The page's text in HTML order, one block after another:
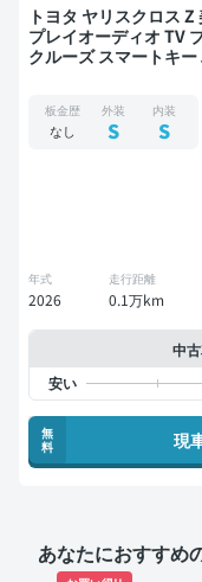
トヨタ ヤリスクロス Z 美品 禁煙車 整備記録簿あり ディス
プレイオーディオ TV
クルーズ スマートキ
板金歴
なし
外装
S
内装
S
年式
2026
走行距離
0.1万km
中
無
料
現
あなたにおすすめ